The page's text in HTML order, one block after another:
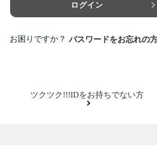
ログイン
お困りですか？ パスワードをお忘れの
ツクツク!!!IDをお持ちでない方